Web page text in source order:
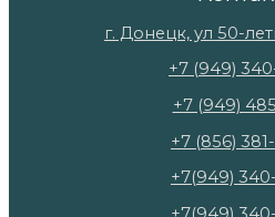
г. Донецк, ул 50-
+7 (949)
+7 (949)
+7 (856)
+7(949)